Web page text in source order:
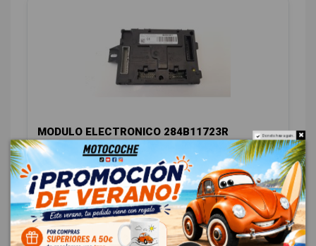
MODULO ELECTRONICO 284B11723R
A2C92226606
DACIA SANDERO 0.9 TCE CAT
OEM:284B11723R
ID:1046166
48,00 € Sin IVA
58,08 € Con IVA
Do not show again.